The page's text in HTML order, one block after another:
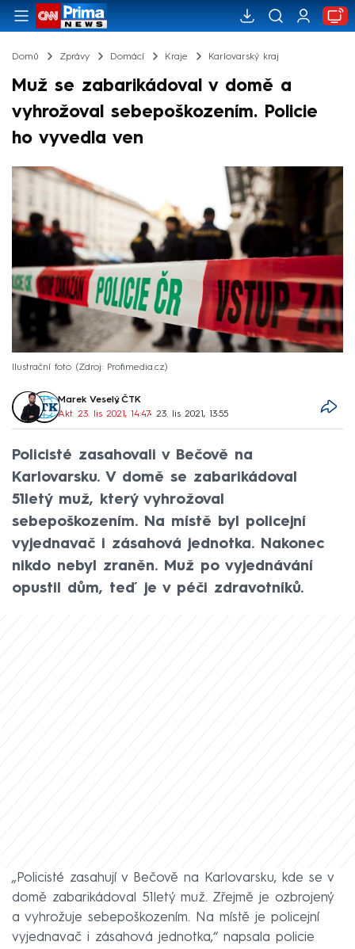
Domů Zprávy Domácí Kraje Karlovarský kraj
Muž se zabarikádoval v domě a
vyhrožoval sebepoškozením. Policie
ho vyvedla ven
Ilustrační foto Zdroj: Profimedia.cz
Marek Veselý, ČTK
Akt. 23. lis 2021, 14:47• 23. lis 2021, 13:55
Policisté zasahovali v Bečově na
Karlovarsku. V domě se zabarikádoval
51letý muž, který vyhrožoval
sebepoškozením. Na místě byl policejní
vyjednavač i zásahová jednotka. Nakonec
nikdo nebyl zraněn. Muž po vyjednávání
opustil dům, teď je v péči zdravotníků.
„Policisté zasahují v Bečově na Karlovarsku, kde se v
domě zabarikádoval 51letý muž. Zřejmě je ozbrojený
a vyhrožuje sebepoškozením. Na místě je policejní
vyjednavač i zásahová jednotka,“ napsala policie